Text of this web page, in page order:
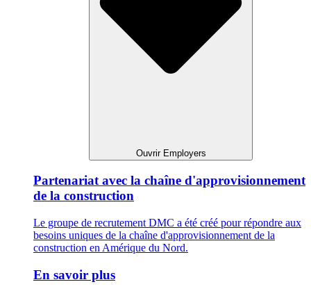
Ouvrir Employers
Partenariat avec la chaîne d'approvisionnement
de la construction
Le groupe de recrutement DMC a été créé pour répondre aux
besoins uniques de la chaîne d'approvisionnement de la
construction en Amérique du Nord.
En savoir plus